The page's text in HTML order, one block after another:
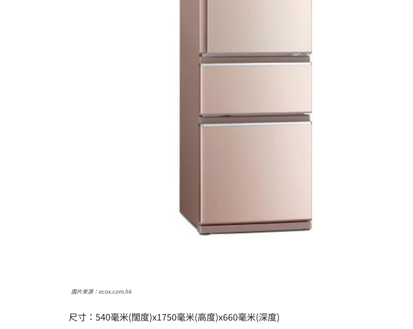
圖片來源：ecox.com.hk
尺寸：540毫米(闊度)x1750毫米(高度)x660毫米(深度)